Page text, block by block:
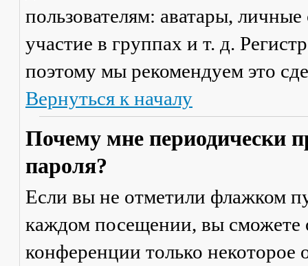
пользователям: аватары,
участие в группах и т. д.
поэтому мы рекомендуем это
Вернуться к началу
Почему мне периодически
пароля?
Если вы не отметили флажком
каждом посещении, вы сможете
конференции только некоторое